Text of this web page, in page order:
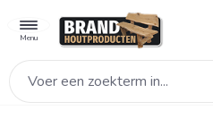
Menu